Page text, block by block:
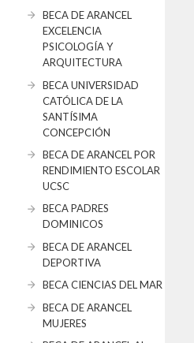
BECA DE ARANCEL
EXCELENCIA
PSICOLOGÍA Y
ARQUITECTURA
BECA UNIVERSIDAD
CATÓLICA DE LA
SANTÍSIMA
CONCEPCIÓN
BECA DE ARANCEL POR
RENDIMIENTO ESCOLAR
UCSC
BECA PADRES
DOMINICOS
BECA DE ARANCEL
DEPORTIVA
BECA CIENCIAS DEL MAR
BECA DE ARANCEL
MUJERES